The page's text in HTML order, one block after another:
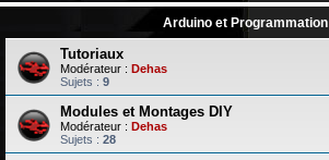
Arduino et Programmation
Tutoriaux
Modérateur : Dehas
Sujets : 9
Modules et Montages DIY
Modérateur : Dehas
Sujets : 28